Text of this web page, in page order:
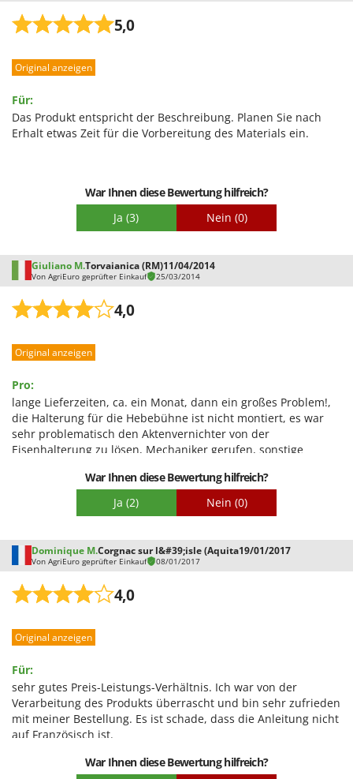
Spice Electronics
Spiralmac
Spring Protezione
Spyro
Stiga
Tellarini Pompe
Telwin
Tenco
Titania
Tre Spade
Trev - Abrek - TecnoVIR
Trotec
Troy-Bilt
Unger
V
Verdemax
Volpi
W
Waldner
Weber
WIDU
Wiper EcoRobot
5,0
Original anzeigen
Für:
Das Produkt entspricht der Beschreibung. Planen Sie nach
Erhalt etwas Zeit für die Vorbereitung des Materials ein.
War Ihnen diese Bewertung hilfreich?
Ja (3) Nein (0)
Giuliano M.Torvaianica (RM)11/04/2014
Von AgriEuro geprüfter Einkauf 25/03/2014
4,0
Original anzeigen
Pro:
lange Lieferzeiten, ca. ein Monat, dann ein großes Problem!,
die Halterung für die Hebebühne ist nicht montiert, es war
sehr problematisch den Aktenvernichter von der
Eisenhalterung zu lösen, Mechaniker gerufen, sonstige
War Ihnen diese Bewertung hilfreich?
Ja (2) Nein (0)
Dominique M.Corgnac sur l&#39;isle (Aquita19/01/2017
Von AgriEuro geprüfter Einkauf 08/01/2017
4,0
Original anzeigen
Für:
sehr gutes Preis-Leistungs-Verhältnis. Ich war von der
Verarbeitung des Produkts überrascht und bin sehr zufrieden
mit meiner Bestellung. Es ist schade, dass die Anleitung nicht
auf Französisch ist.
War Ihnen diese Bewertung hilfreich?